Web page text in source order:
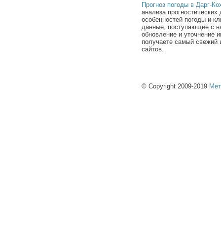
Прогноз погоды в Дарг-
анализа
особенностей погоды и
данные, поступающие с
обновление и уточнение
получаете самый свежий
сайтов.
© Copyright 2009-2019